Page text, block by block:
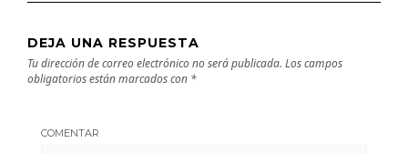
DEJA UNA RESPUESTA
Tu dirección de correo electrónico no será publicada. Los campos
obligatorios están marcados con *
COMENTAR